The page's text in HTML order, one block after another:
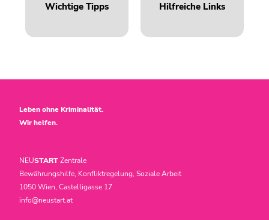
Wichtige Tipps Hilfreiche Links
Leben ohne Kriminalität.
Wir helfen.
NEUSTARTZentrale
Bewährungshilfe, Konfliktregelung, Soziale Arbeit
1050 Wien, Castelligasse 17
info@neustart.at